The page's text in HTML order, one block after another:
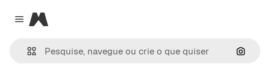
Close menu
Magnific